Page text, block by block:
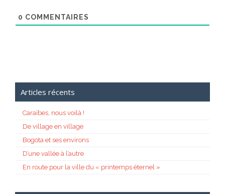
0 COMMENTAIRES
Articles récents
Caraïbes, nous voilà !
De village en village
Bogota et ses environs
D’une vallée à l’autre
En route pour la ville du « printemps éternel »